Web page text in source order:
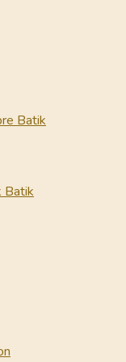
Batik
Batik